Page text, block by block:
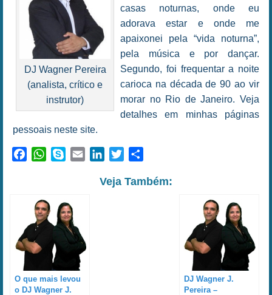
DJ Wagner Pereira
(analista, crítico e
instrutor)
casas noturnas, onde eu
adorava estar e onde me
apaixonei pela “vida noturna”,
pela música e por dançar.
Segundo, foi frequentar a noite
carioca na década de 90 ao vir
morar no Rio de Janeiro. Veja
detalhes em minhas páginas
pessoais neste site.
FacebookWhatsApp
Skype Email LinkedInTwitter
Veja Também:
O que mais levou
o DJ Wagner J.
DJ Wagner J.
Pereira –